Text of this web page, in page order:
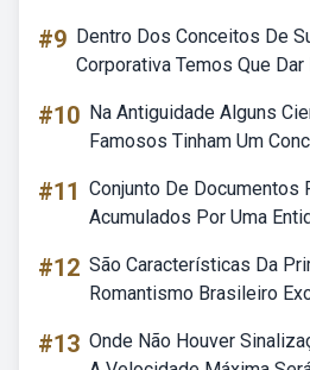
#9 Dentro Dos Conceitos De
Corporativa Temos Que
#10 Na Antiguidade Alguns
Famosos Tinham Um
#11 Conjunto De Documentos
Acumulados Por Uma
#12 São Características Da
Romantismo Brasileiro
#13 Onde Não Houver